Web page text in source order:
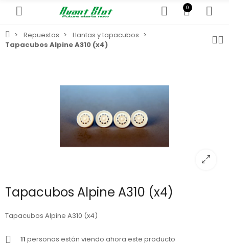
0
Repuestos
Llantas y tapacubos
Tapacubos Alpine A310 (x4)
Tapacubos Alpine A310 (x4)
Tapacubos Alpine A310 (x4)
11 personas están viendo ahora este producto